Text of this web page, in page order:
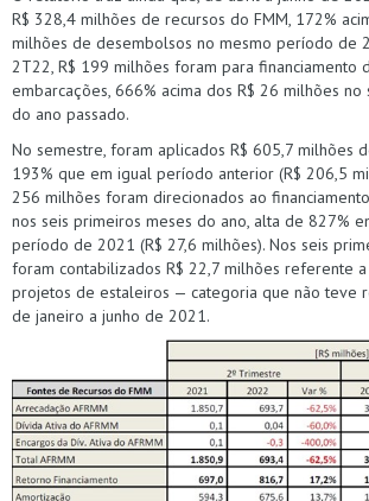
R$ 328,4 milhões de recursos do FMM, 172%
milhões de desembolsos no mesmo período de
2T22, R$ 199 milhões foram para financiamento
embarcações, 666% acima dos R$ 26 milhões
do ano passado.
No semestre, foram aplicados R$ 605,7 milhões
193% que em igual período anterior (R$ 206,5
256 milhões foram direcionados ao
nos seis primeiros meses do ano, alta de 827%
período de 2021 (R$ 27,6 milhões). Nos seis
foram contabilizados R$ 22,7 milhões referente
projetos de estaleiros — categoria que não teve
de janeiro a junho de 2021.